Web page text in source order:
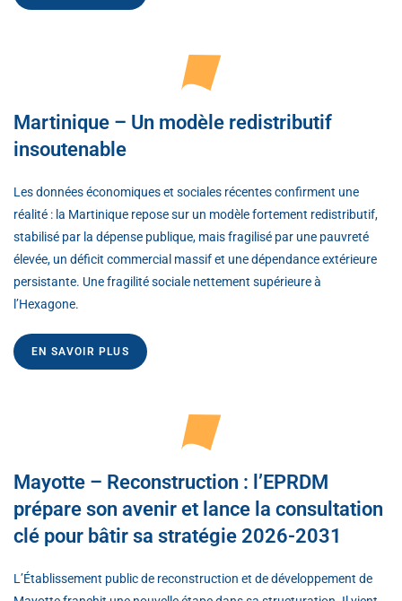
Martinique – Un modèle redistributif
insoutenable
Les données économiques et sociales récentes confirment une
réalité : la Martinique repose sur un modèle fortement redistributif,
stabilisé par la dépense publique, mais fragilisé par une pauvreté
élevée, un déficit commercial massif et une dépendance extérieure
persistante. Une fragilité sociale nettement supérieure à
l’Hexagone.
EN SAVOIR PLUS
Mayotte – Reconstruction : l’EPRDM
prépare son avenir et lance la consultation
clé pour bâtir sa stratégie 2026-2031
L’Établissement public de reconstruction et de développement de